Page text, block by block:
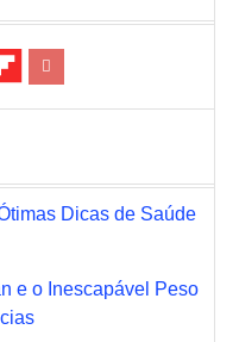
Dicas de Saúde
e o Inescapável Peso